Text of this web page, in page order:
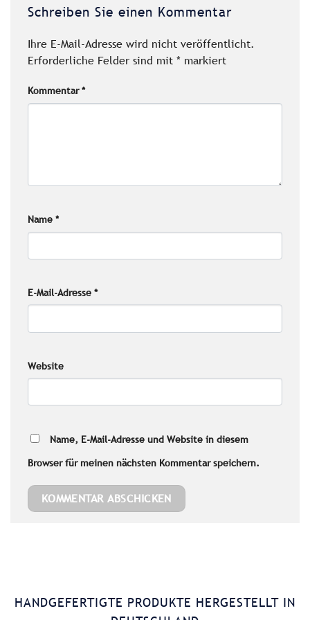
Schreiben Sie einen Kommentar
Ihre E-Mail-Adresse wird nicht veröffentlicht.
Erforderliche Felder sind mit * markiert
Kommentar*
Name *
E-Mail-Adresse *
Website
Name, E-Mail-Adresse und Website in diesem
Browser für meinen nächsten Kommentar speichern.
HANDGEFERTIGTE PRODUKTE HERGESTELLT IN